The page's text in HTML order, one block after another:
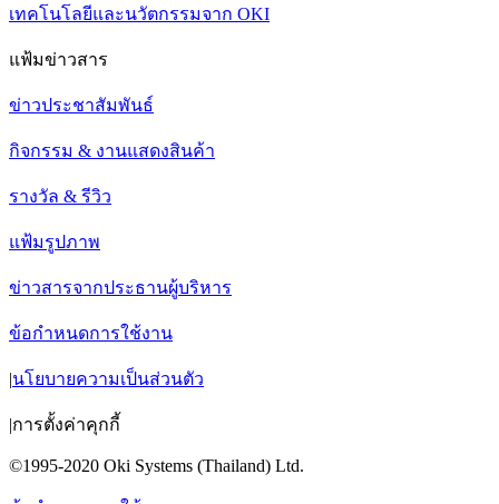
เทคโนโลยีและนวัตกรรมจาก OKI
แฟ้มข่าวสาร
ข่าวประชาสัมพันธ์
กิจกรรม & งานแสดงสินค้า
รางวัล & รีวิว
แฟ้มรูปภาพ
ข่าวสารจากประธานผู้บริหาร
ข้อกำหนดการใช้งาน
|นโยบายความเป็นส่วนตัว
|การตั้งค่าคุกกี้
©1995-2020 Oki Systems (Thailand) Ltd.